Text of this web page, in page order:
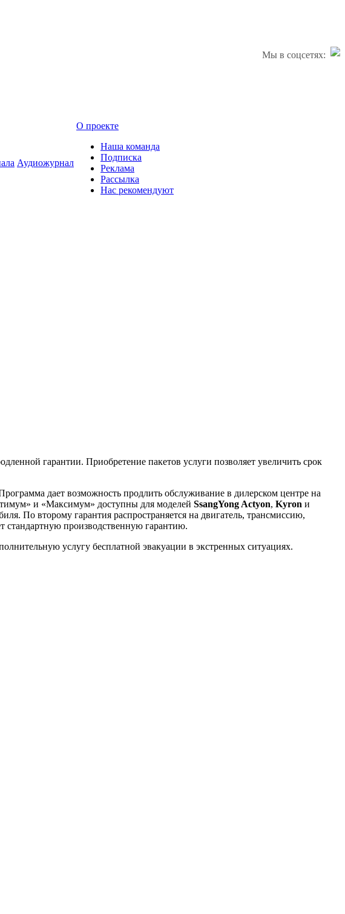
Мы в соцсетях:
Аудиожурнал
О проекте
Наша команда
Подписка
Реклама
Рассылка
Нас рекомендуют
гарантии. Приобретение пакетов услуги позволяет увеличить срок
дает возможность продлить обслуживание в дилерском центре на
и «Максимум» доступны для моделей SsangYong Actyon, Kyron и
По второму гарантия распространяется на двигатель, трансмиссию,
стандартную производственную гарантию.
услугу бесплатной эвакуации в экстренных ситуациях.